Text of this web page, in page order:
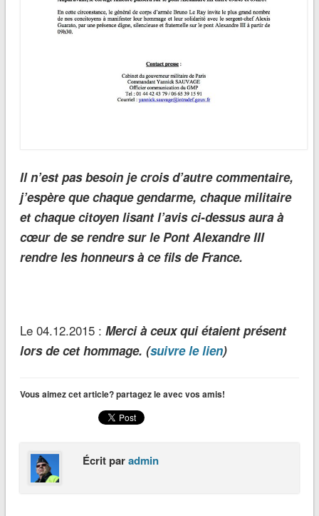
Il n’est pas besoin je crois d’autre commentaire,
j’espère que chaque gendarme, chaque militaire
et chaque citoyen lisant l’avis ci-dessus aura à
cœur de se rendre sur le Pont Alexandre III
rendre les honneurs à ce fils de France.
Le 04.12.2015 : Merci à ceux qui étaient présent
lors de cet hommage. (suivre le lien)
Vous aimez cet article? partagez le avec vos amis!
Écrit paradmin